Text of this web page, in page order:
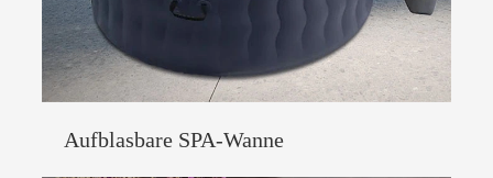
Aufblasbare SPA-Wanne